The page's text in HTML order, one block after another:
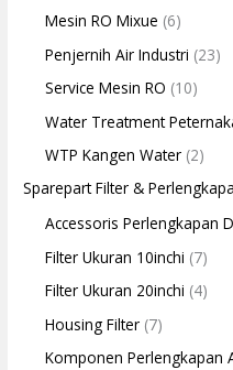
Mesin RO Mixue (6)
Penjernih Air Industri (23)
Service Mesin RO (10)
Water Treatment
WTP Kangen Water (2)
Sparepart Filter &
Accessoris Perlengkapan
Filter Ukuran 10inchi (7)
Filter Ukuran 20inchi (4)
Housing Filter (7)
Komponen Perlengkapan